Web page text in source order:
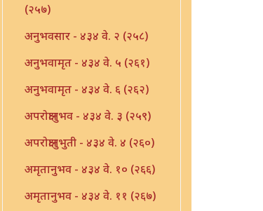
(२५७)
अनुभवसार - ४३४ वे. २ (२५८)
अनुभवामृत - ४३४ वे. ५ (२६१)
अनुभवामृत - ४३४ वे. ६ (२६२)
अपरोक्षानुभव - ४३४ वे. ३ (२५९)
अपरोक्षानुभुती - ४३४ वे. ४ (२६०)
अमृतानुभव - ४३४ वे. १० (२६६)
अमृतानुभव - ४३४ वे. ११ (२६७)